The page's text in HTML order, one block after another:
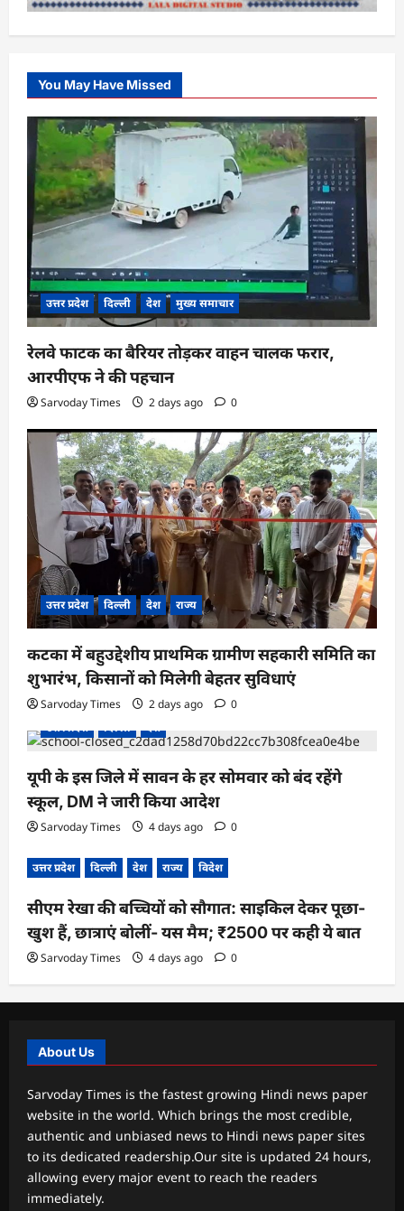
You May Have Missed
उत्तर प्रदेश दिल्ली देश मुख्य समाचार
रेलवे फाटक का बैरियर तोड़कर वाहन चालक फरार,
आरपीएफ ने की पहचान
Sarvoday Times 2 days ago 0
उत्तर प्रदेश दिल्ली देश राज्य
कटका में बहुउद्देशीय प्राथमिक ग्रामीण सहकारी समिति का
शुभारंभ, किसानों को मिलेगी बेहतर सुविधाएं
Sarvoday Times 2 days ago
0
उत्तर प्रदेश
दिल्ली देश
यूपी के इस जिले में सावन के हर सोमवार को बंद रहेंगे
स्कूल, DM ने जारी किया आदेश
Sarvoday Times 4 days ago 0
उत्तर प्रदेश दिल्ली देश राज्य विदेश
सीएम रेखा की बच्चियों को सौगात: साइकिल देकर पूछा-
खुश हैं, छात्राएं बोलीं- यस मैम; ₹2500 पर कही ये बात
Sarvoday Times 4 days ago 0
About Us
Sarvoday Times is the fastest growing Hindi news paper
website in the world. Which brings the most credible,
authentic and unbiased news to Hindi news paper sites
to its dedicated readership.Our site is updated 24 hours,
allowing every major event to reach the readers
immediately.